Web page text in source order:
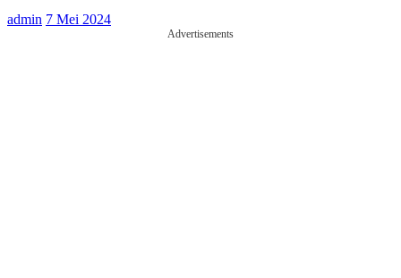
admin 7 Mei 2024
Advertisements